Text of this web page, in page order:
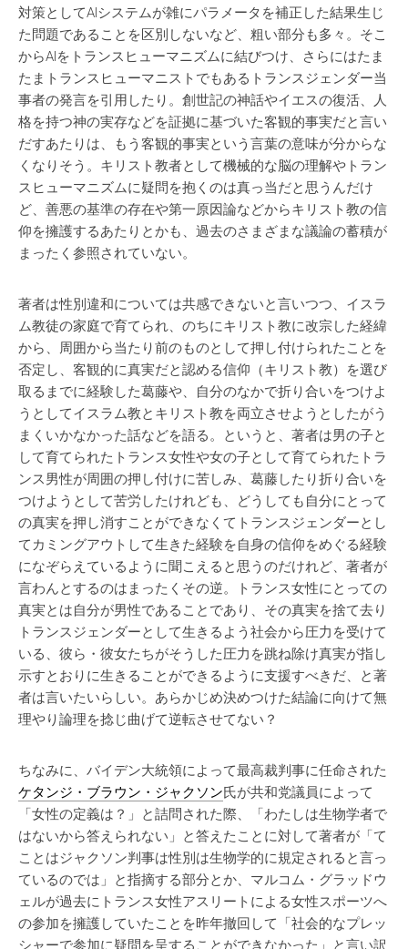
対策としてAIシステムが雑にパラメータを補正した結果生じ
た問題であることを区別しないなど、粗い部分も多々。そこ
からAIをトランスヒューマニズムに結びつけ、さらにはたま
たまトランスヒューマニストでもあるトランスジェンダー当
事者の発言を引用したり。創世記の神話やイエスの復活、人
格を持つ神の実存などを証拠に基づいた客観的事実だと言い
だすあたりは、もう客観的事実という言葉の意味が分からな
くなりそう。キリスト教者として機械的な脳の理解やトラン
スヒューマニズムに疑問を抱くのは真っ当だと思うんだけ
ど、善悪の基準の存在や第一原因論などからキリスト教の信
仰を擁護するあたりとかも、過去のさまざまな議論の蓄積が
まったく参照されていない。
著者は性別違和については共感できないと言いつつ、イスラ
ム教徒の家庭で育てられ、のちにキリスト教に改宗した経緯
から、周囲から当たり前のものとして押し付けられたことを
否定し、客観的に真実だと認める信仰（キリスト教）を選び
取るまでに経験した葛藤や、自分のなかで折り合いをつけよ
うとしてイスラム教とキリスト教を両立させようとしたがう
まくいかなかった話などを語る。というと、著者は男の子と
して育てられたトランス女性や女の子として育てられたトラ
ンス男性が周囲の押し付けに苦しみ、葛藤したり折り合いを
つけようとして苦労したけれども、どうしても自分にとって
の真実を押し消すことができなくてトランスジェンダーとし
てカミングアウトして生きた経験を自身の信仰をめぐる経験
になぞらえているように聞こえると思うのだけれど、著者が
言わんとするのはまったくその逆。トランス女性にとっての
真実とは自分が男性であることであり、その真実を捨て去り
トランスジェンダーとして生きるよう社会から圧力を受けて
いる、彼ら・彼女たちがそうした圧力を跳ね除け真実が指し
示すとおりに生きることができるように支援すべきだ、と著
者は言いたいらしい。あらかじめ決めつけた結論に向けて無
理やり論理を捻じ曲げて逆転させてない？
ちなみに、バイデン大統領によって最高裁判事に任命された
ケタンジ・ブラウン・ジャクソン氏が共和党議員によって
「女性の定義は？」と詰問された際、「わたしは生物学者で
はないから答えられない」と答えたことに対して著者が「て
ことはジャクソン判事は性別は生物学的に規定されると言っ
ているのでは」と指摘する部分とか、マルコム・グラッドウ
ェルが過去にトランス女性アスリートによる女性スポーツへ
の参加を擁護していたことを昨年撤回して「社会的なプレッ
シャーで参加に疑問を呈することができなかった」と言い訳